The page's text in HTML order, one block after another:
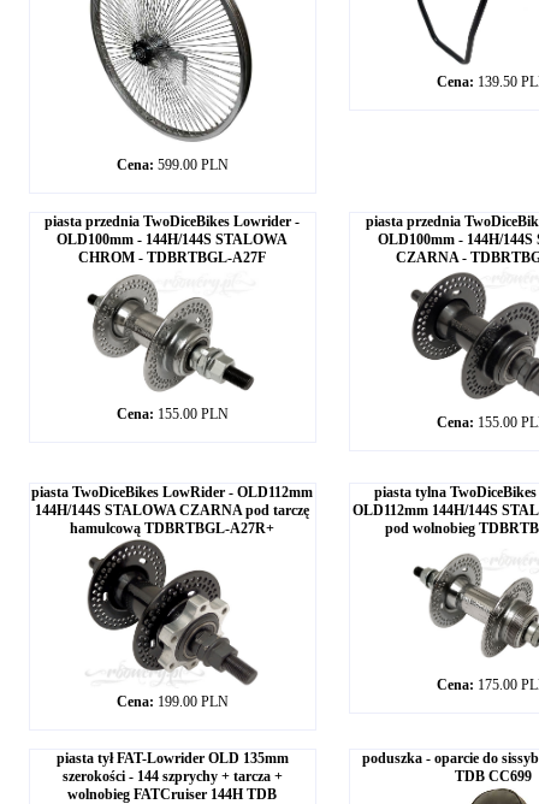
Cena: 599.00 PLN
Cena: 139.50
piasta przednia TwoDiceBikes Lowrider -
OLD100mm - 144H/144S STALOWA
CHROM - TDBRTBGL-A27F
Cena: 155.00 PLN
piasta przednia
OLD100mm - 144H/
CZARNA -
Cena: 155.00
piasta TwoDiceBikes LowRider - OLD112mm
144H/144S STALOWA CZARNA pod tarczę
hamulcową TDBRTBGL-A27R+
Cena: 199.00 PLN
piasta tylna
OLD112mm 144H/144S
pod wolnobieg
Cena: 175.00
piasta tył FAT-Lowrider OLD 135mm
szerokości - 144 szprychy + tarcza +
wolnobieg FATCruiser 144H TDB
poduszka - oparcie do
TDB CC699